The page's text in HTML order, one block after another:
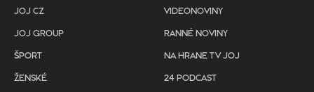
JOJ CZ
JOJ GROUP
ŠPORT
ŽENSKÉ
VIDEONOVINY
RANNÉ NOVINY
NA HRANE TV JOJ
24 PODCAST